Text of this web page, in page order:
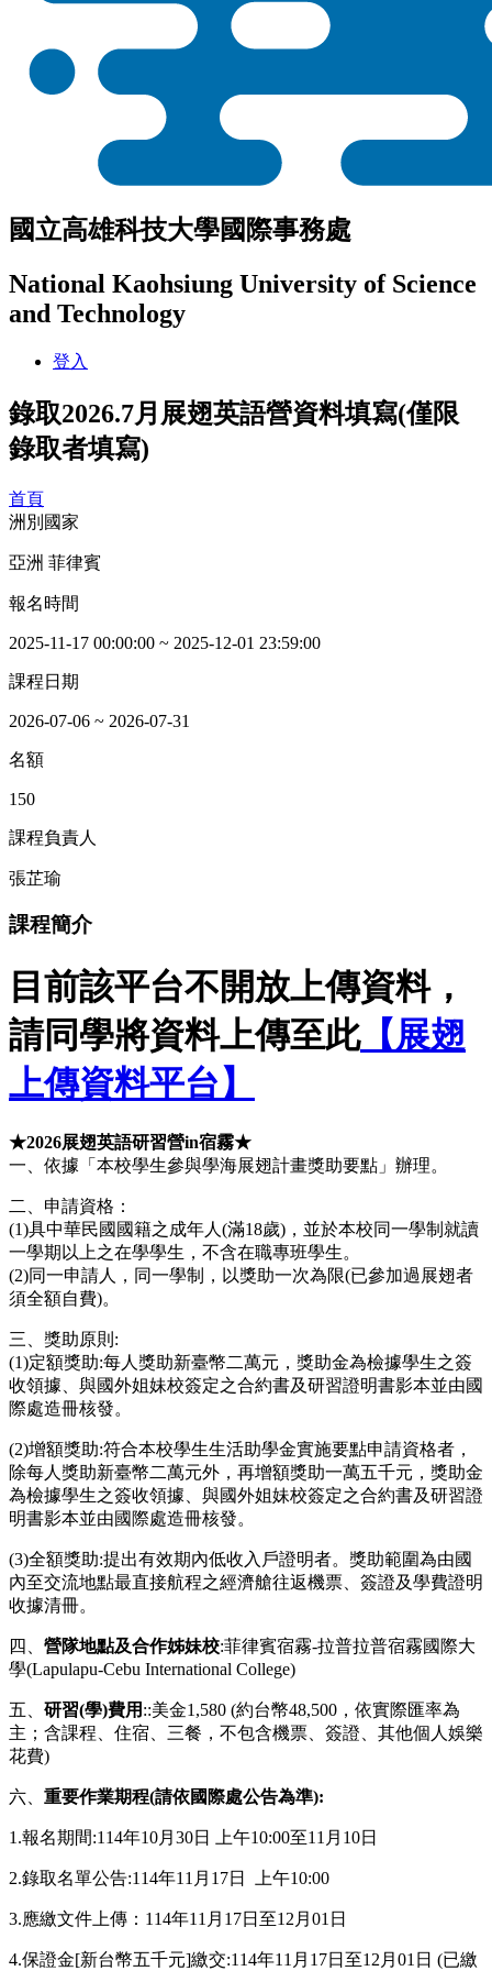
國立高雄科技大學國際事務處
National Kaohsiung University of Science
and Technology
登入
錄取2026.7月展翅英語營資料填寫(僅限
錄取者填寫)
首頁
洲別國家
亞洲 菲律賓
報名時間
2025-11-17 00:00:00 ~ 2025-12-01 23:59:00
課程日期
2026-07-06 ~ 2026-07-31
名額
150
課程負責人
張芷瑜
課程簡介
目前該平台不開放上傳資料，
請同學將資料上傳至此【展翅
上傳資料平台】
★2026展翅英語研習營in宿霧★
一、依據「本校學生參與學海展翅計畫獎助要點」辦理。
二、申請資格：
(1)具中華民國國籍之成年人(滿18歲)，並於本校同一學制就讀
一學期以上之在學學生，不含在職專班學生。
(2)同一申請人，同一學制，以獎助一次為限(已參加過展翅者
須全額自費)。
三、獎助原則:
(1)定額獎助:每人獎助新臺幣二萬元，獎助金為檢據學生之簽
收領據、與國外姐妹校簽定之合約書及研習證明書影本並由國
際處造冊核發。
(2)增額獎助:符合本校學生生活助學金實施要點申請資格者，
除每人獎助新臺幣二萬元外，再增額獎助一萬五千元，獎助金
為檢據學生之簽收領據、與國外姐妹校簽定之合約書及研習證
明書影本並由國際處造冊核發。
(3)全額獎助:提出有效期內低收入戶證明者。獎助範圍為由國
內至交流地點最直接航程之經濟艙往返機票、簽證及學費證明
收據清冊。
四、 營隊地點及合作姊妹校:菲律賓宿霧-拉普拉普宿霧國際大
學(Lapulapu-Cebu International College)
五、 研習(學)費用 ::美金1,580 (約台幣48,500，依實際匯率為
主；含課程、住宿、三餐，不包含機票、簽證、其他個人娛樂
花費)
六、 重要作業期程(請依國際處公告為準):
1.報名期間:114年10月30日 上午10:00至11月10日
2.錄取名單公告:114年11月17日 上午10:00
3.應繳文件上傳：114年11月17日至12月01日
4.保證金[新台幣五千元]繳交:114年11月17日至12月01日 (已繳